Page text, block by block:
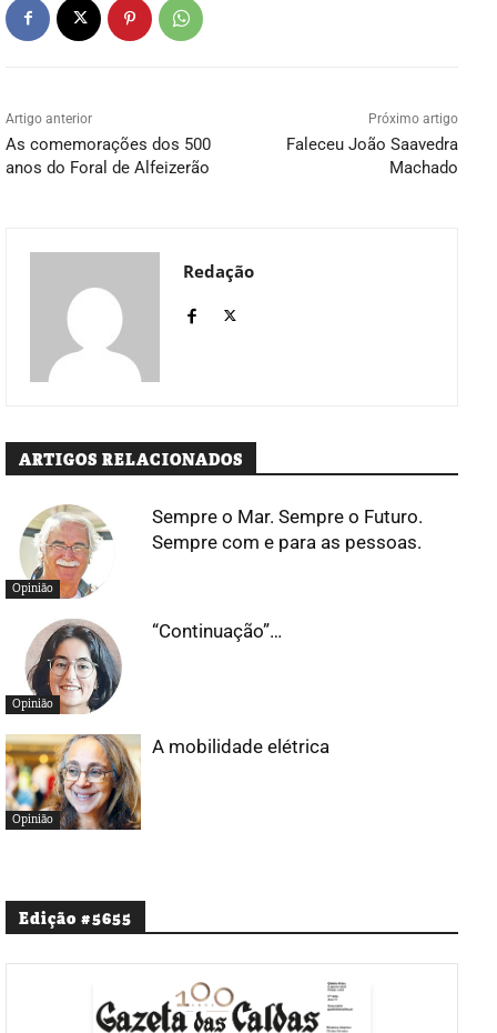
Artigo anterior
As comemorações dos 500
anos do Foral de Alfeizerão
Próximo artigo
Faleceu João Saavedra
Machado
Redação
ARTIGOS RELACIONADOS
Opinião
Sempre o Mar. Sempre o Futuro.
Sempre com e para as pessoas.
Opinião
“Continuação”…
Opinião
A mobilidade elétrica
Edição #5655